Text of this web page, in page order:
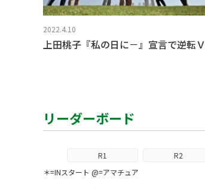
2022.4.10
上田桃子『私の日に－』宣言で逆転Ｖ
リーダーボード
R1 R2
＊=INスタート @=アマチュア